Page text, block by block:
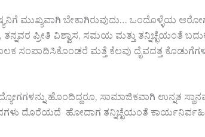
ಮುಖ್ಯವಾಗಿ ಬೇಕಾಗಿರುವುದು… ಒಂದೊಳ್ಳೆಯ
ಪ್ರೀತಿ ವಿಶ್ವಾಸ, ಸಮಯ ಮತ್ತು ತನ್ನಿಚ್ಛೆಯಂತೆ
ಸಂಪಾದಿಸಿಕೊಂಡರೆ ಮತ್ತೆ ಕೆಲವು ದೈವದತ್ತ
ಹೊಂದಿದ್ದರೂ, ಸಾಮಾಜಿಕವಾಗಿ ಉನ್ನತ
ದೊರೆಯದೆ ಹೋದಾಗ ತನ್ನಿಚ್ಛೆಯಂತೆ